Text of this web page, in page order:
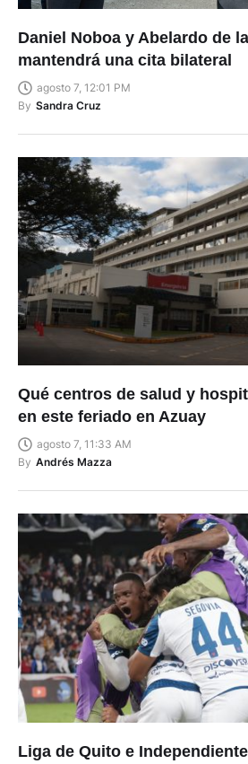
Daniel Noboa y Abelardo de
mantendrá una cita bilateral
agosto 7, 12:01 PM
By Sandra Cruz
Qué centros de salud y
en este feriado en Azuay
agosto 7, 11:33 AM
By Andrés Mazza
Liga de Quito e